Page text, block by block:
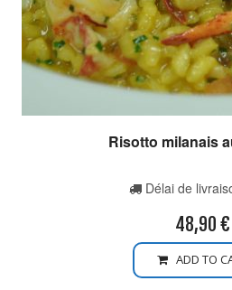
Risotto milanais
Délai de
48,90 €
ADD TO